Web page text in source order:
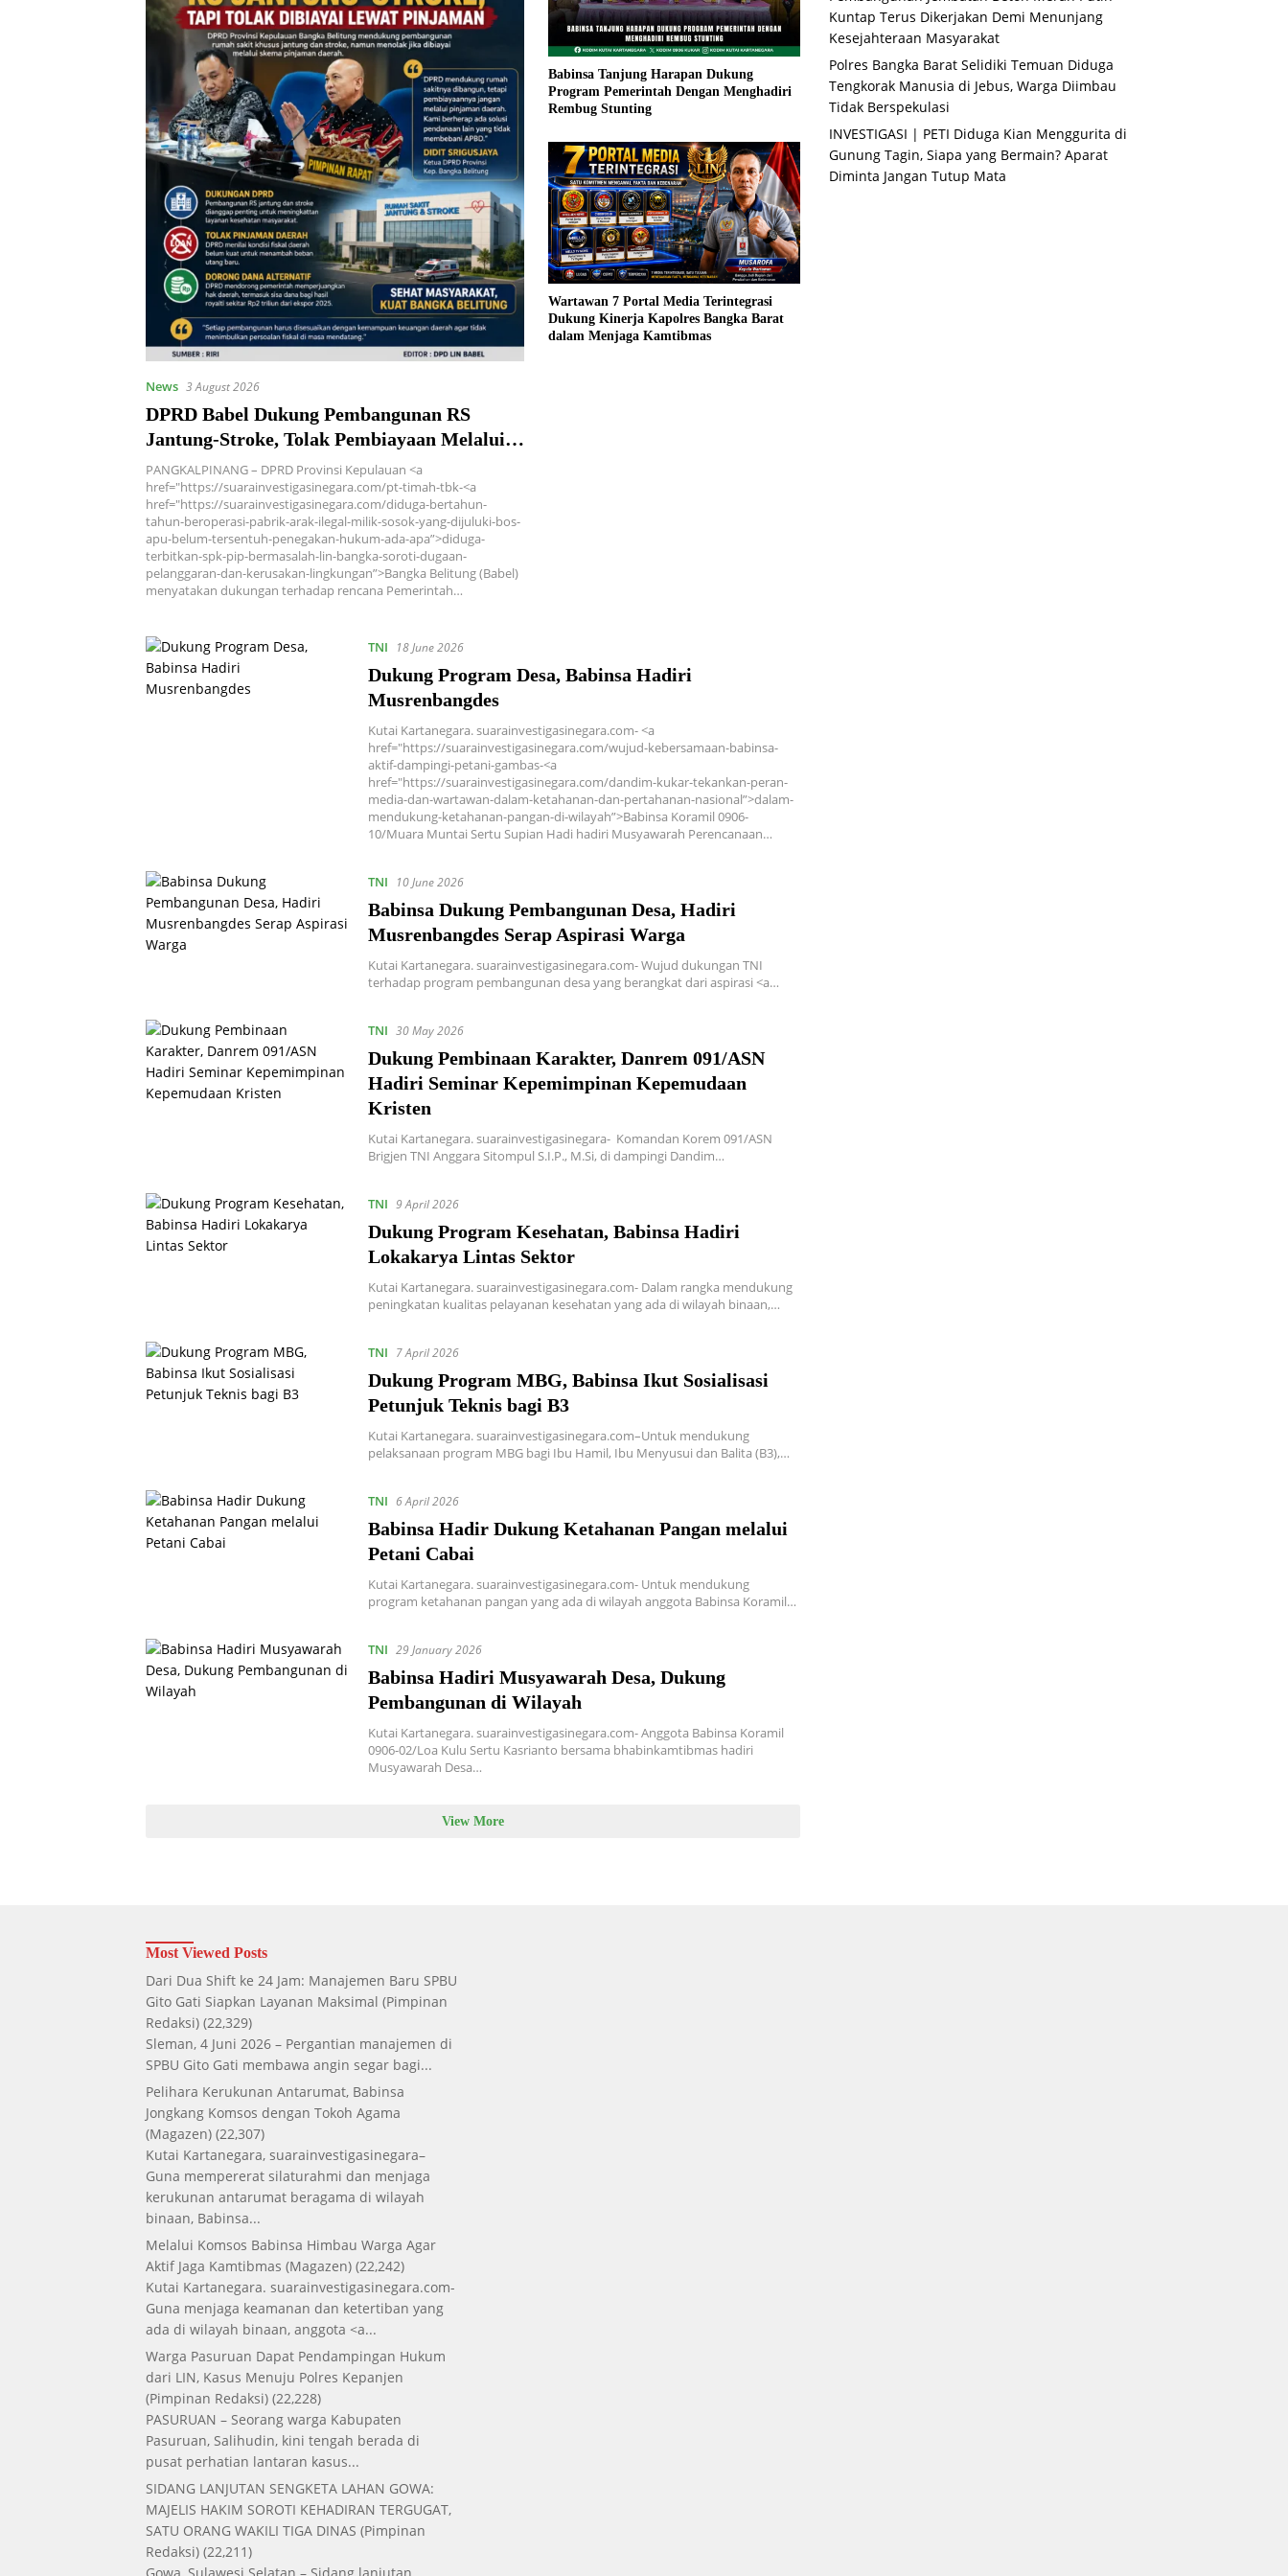
News 3 August 2026
DPRD Babel Dukung Pembangunan RS
Jantung-Stroke, Tolak Pembiayaan Melalui
Pinjaman Daerah
PANGKALPINANG – DPRD Provinsi Kepulauan <a
href="https://suarainvestigasinegara.com/pt-timah-tbk-<a
href="https://suarainvestigasinegara.com/diduga-bertahun-
tahun-beroperasi-pabrik-arak-ilegal-milik-sosok-yang-dijuluki-bos-
apu-belum-tersentuh-penegakan-hukum-ada-apa”>diduga-
terbitkan-spk-pip-bermasalah-lin-bangka-soroti-dugaan-
pelanggaran-dan-kerusakan-lingkungan”>Bangka Belitung (Babel)
menyatakan dukungan terhadap rencana Pemerintah…
Babinsa Tanjung Harapan Dukung
Program Pemerintah Dengan Menghadiri
Rembug Stunting
Wartawan 7 Portal Media Terintegrasi
Dukung Kinerja Kapolres Bangka Barat
dalam Menjaga Kamtibmas
TNI 18 June 2026
Dukung Program Desa, Babinsa Hadiri
Musrenbangdes
Kutai Kartanegara. suarainvestigasinegara.com- <a
href="https://suarainvestigasinegara.com/wujud-kebersamaan-babinsa-
aktif-dampingi-petani-gambas-<a
href="https://suarainvestigasinegara.com/dandim-kukar-tekankan-peran-
media-dan-wartawan-dalam-ketahanan-dan-pertahanan-nasional”>dalam-
mendukung-ketahanan-pangan-di-wilayah”>Babinsa Koramil 0906-
10/Muara Muntai Sertu Supian Hadi hadiri Musyawarah Perencanaan…
TNI 10 June 2026
Babinsa Dukung Pembangunan Desa, Hadiri
Musrenbangdes Serap Aspirasi Warga
Kutai Kartanegara. suarainvestigasinegara.com- Wujud dukungan TNI
terhadap program pembangunan desa yang berangkat dari aspirasi <a…
TNI 30 May 2026
Dukung Pembinaan Karakter, Danrem 091/ASN
Hadiri Seminar Kepemimpinan Kepemudaan
Kristen
Kutai Kartanegara. suarainvestigasinegara- Komandan Korem 091/ASN
Brigjen TNI Anggara Sitompul S.I.P., M.Si, di dampingi Dandim…
TNI 9 April 2026
Dukung Program Kesehatan, Babinsa Hadiri
Lokakarya Lintas Sektor
Kutai Kartanegara. suarainvestigasinegara.com- Dalam rangka mendukung
peningkatan kualitas pelayanan kesehatan yang ada di wilayah binaan,…
TNI 7 April 2026
Dukung Program MBG, Babinsa Ikut Sosialisasi
Petunjuk Teknis bagi B3
Kutai Kartanegara. suarainvestigasinegara.com–Untuk mendukung
pelaksanaan program MBG bagi Ibu Hamil, Ibu Menyusui dan Balita (B3),…
TNI 6 April 2026
Babinsa Hadir Dukung Ketahanan Pangan melalui
Petani Cabai
Kutai Kartanegara. suarainvestigasinegara.com- Untuk mendukung
program ketahanan pangan yang ada di wilayah anggota Babinsa Koramil…
TNI 29 January 2026
Babinsa Hadiri Musyawarah Desa, Dukung
Pembangunan di Wilayah
Kutai Kartanegara. suarainvestigasinegara.com- Anggota Babinsa Koramil
0906-02/Loa Kulu Sertu Kasrianto bersama bhabinkamtibmas hadiri
Musyawarah Desa…
View More
Kuntap Terus Dikerjakan Demi Menunjang
Kesejahteraan Masyarakat
Polres Bangka Barat Selidiki Temuan Diduga
Tengkorak Manusia di Jebus, Warga Diimbau
Tidak Berspekulasi
INVESTIGASI | PETI Diduga Kian Menggurita di
Gunung Tagin, Siapa yang Bermain? Aparat
Diminta Jangan Tutup Mata
Most Viewed Posts
Dari Dua Shift ke 24 Jam: Manajemen Baru SPBU
Gito Gati Siapkan Layanan Maksimal (Pimpinan
Redaksi) (22,329)
Sleman, 4 Juni 2026 – Pergantian manajemen di
SPBU Gito Gati membawa angin segar bagi...
Pelihara Kerukunan Antarumat, Babinsa
Jongkang Komsos dengan Tokoh Agama
(Magazen) (22,307)
Kutai Kartanegara, suarainvestigasinegara–
Guna mempererat silaturahmi dan menjaga
kerukunan antarumat beragama di wilayah
binaan, Babinsa...
Melalui Komsos Babinsa Himbau Warga Agar
Aktif Jaga Kamtibmas (Magazen) (22,242)
Kutai Kartanegara. suarainvestigasinegara.com-
Guna menjaga keamanan dan ketertiban yang
ada di wilayah binaan, anggota <a...
Warga Pasuruan Dapat Pendampingan Hukum
dari LIN, Kasus Menuju Polres Kepanjen
(Pimpinan Redaksi) (22,228)
PASURUAN – Seorang warga Kabupaten
Pasuruan, Salihudin, kini tengah berada di
pusat perhatian lantaran kasus...
SIDANG LANJUTAN SENGKETA LAHAN GOWA:
MAJELIS HAKIM SOROTI KEHADIRAN TERGUGAT,
SATU ORANG WAKILI TIGA DINAS (Pimpinan
Redaksi) (22,211)